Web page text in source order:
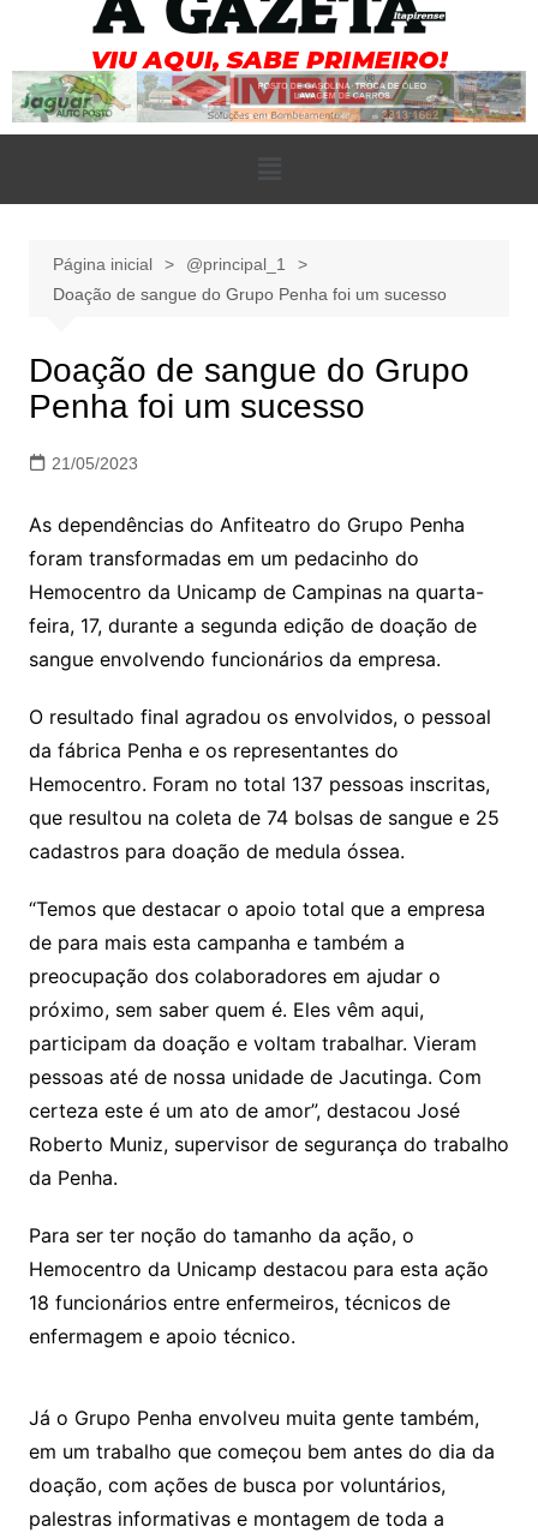
Página inicial
@principal_1
Doação de sangue do Grupo Penha foi um sucesso
Doação de sangue do Grupo
Penha foi um sucesso
21/05/2023
As dependências do Anfiteatro do Grupo Penha
foram transformadas em um pedacinho do
Hemocentro da Unicamp de Campinas na quarta-
feira, 17, durante a segunda edição de doação de
sangue envolvendo funcionários da empresa.
O resultado final agradou os envolvidos, o pessoal
da fábrica Penha e os representantes do
Hemocentro. Foram no total 137 pessoas inscritas,
que resultou na coleta de 74 bolsas de sangue e 25
cadastros para doação de medula óssea.
“Temos que destacar o apoio total que a empresa
de para mais esta campanha e também a
preocupação dos colaboradores em ajudar o
próximo, sem saber quem é. Eles vêm aqui,
participam da doação e voltam trabalhar. Vieram
pessoas até de nossa unidade de Jacutinga. Com
certeza este é um ato de amor”, destacou José
Roberto Muniz, supervisor de segurança do trabalho
da Penha.
Para ser ter noção do tamanho da ação, o
Hemocentro da Unicamp destacou para esta ação
18 funcionários entre enfermeiros, técnicos de
enfermagem e apoio técnico.
Já o Grupo Penha envolveu muita gente também,
em um trabalho que começou bem antes do dia da
doação, com ações de busca por voluntários,
palestras informativas e montagem de toda a